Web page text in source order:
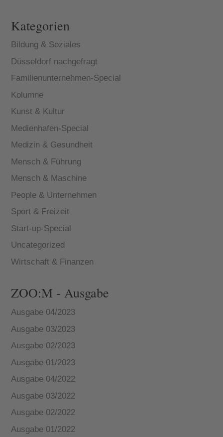
Kategorien
Bildung & Soziales
Düsseldorf nachgefragt
Familienunternehmen-Special
Kolumne
Kunst & Kultur
Medienhafen-Special
Medizin & Gesundheit
Mensch & Führung
Mensch & Maschine
People & Unternehmen
Sport & Freizeit
Start-up-Special
Uncategorized
Wirtschaft & Finanzen
ZOO:M - Ausgabe
Ausgabe 04/2023
Ausgabe 03/2023
Ausgabe 02/2023
Ausgabe 01/2023
Ausgabe 04/2022
Ausgabe 03/2022
Ausgabe 02/2022
Ausgabe 01/2022